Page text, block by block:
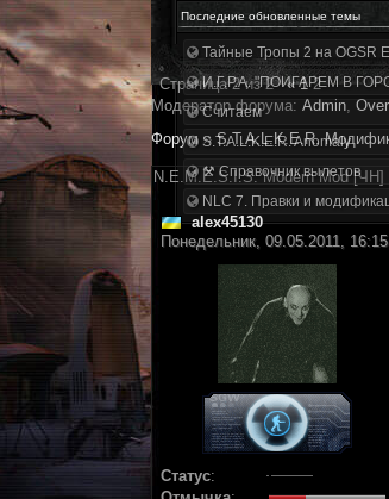
Последние обновленные темы
Тайные Тропы 2 на OGSR
И.Г.Р.А. "ПОИГАРЕМ В
Считаем
S.T.A.L.K.E.R. Anomaly
⚒ Справочник вылетов
NLC 7. Правки и
Страница2из2 « 1 2
Модератор форума: Аdmin,
Форум » S.T.A.L.K.E.R.
N.E.M.E.S.I.S. Modern Mod [ЧН]
alex45130
Понедельник, 09.05.2011,
Статус: